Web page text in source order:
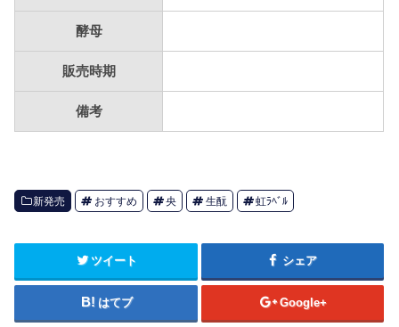
酵母
販売時期
備考
新発売 おすすめ 央 生酛 虹ﾗﾍﾞﾙ
ツイート シェア
はてブ Google+